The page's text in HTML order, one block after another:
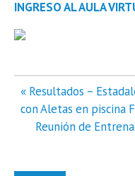
INGRESO AL AULA
Navegación
de
entradas
« Resultados –
con Aletas en piscina
Reunión de